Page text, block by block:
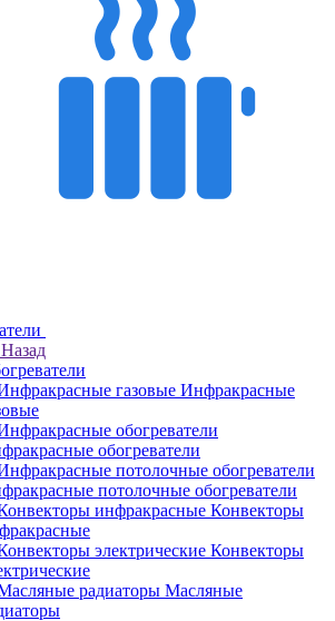
Назад
Инфракрасные
обогреватели
потолочные обогреватели
Конвекторы
Конвекторы
Масляные